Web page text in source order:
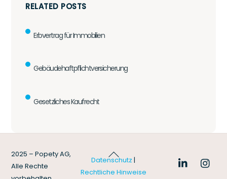
RELATED POSTS
Erbvertrag für Immobilien
Gebäudehaftpflichtversicherung
Gesetzliches Kaufrecht
Back
To
Top
2025 – Popety AG,
Alle Rechte
Datenschutz |
Rechtliche Hinweise